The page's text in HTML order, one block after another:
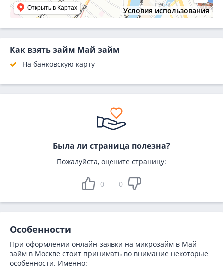
Условия использования
Открыть в Картах
Как взять займ Май займ
На банковскую карту
Была ли страница полезна?
Пожалуйста, оцените страницу:
0 0
Особенности
При оформлении онлайн-заявки на микрозайм в Май
займ в Москве стоит принимать во внимание некоторые
особенности. Именно: